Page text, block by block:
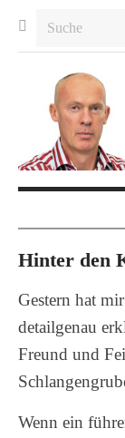
Hinter den
Gestern hat
detailgenau
Freund und
Wenn ein